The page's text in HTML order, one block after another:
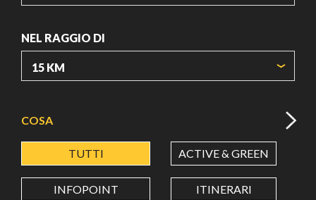
NEL RAGGIO DI
LATITUDINE
COSA
TUTTI ACTIVE & GREEN
INFOPOINT ITINERARI